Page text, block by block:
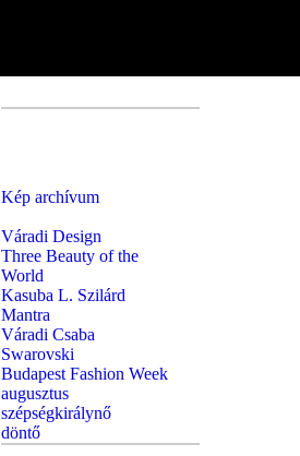
Kép archívum
Váradi Design
Three Beauty of the
World
Kasuba L. Szilárd
Mantra
Váradi Csaba
Swarovski
Budapest Fashion Week
augusztus
szépségkirálynő
döntő